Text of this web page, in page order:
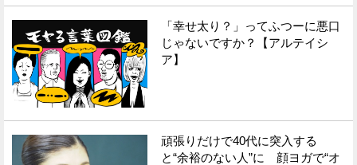
「幸せ太り？」ってふつーに悪口
じゃないですか？【アルテイシ
ア】
頑張りだけで40代に突入する
と“余裕のない人”に 顔ヨガで“オ